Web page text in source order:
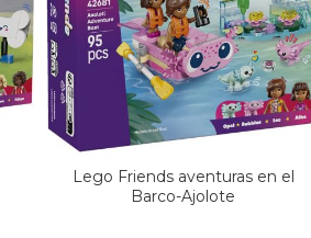
Lego Friends aventuras en el
Barco-Ajolote